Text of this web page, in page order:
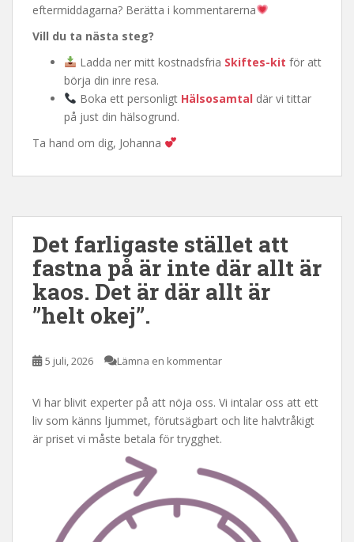
eftermiddagarna? Berätta i kommentarerna
Vill du ta nästa steg?
Ladda ner mitt kostnadsfria Skiftes-kit för att
börja din inre resa.
Boka ett personligt Hälsosamtal där vi tittar
på just din hälsogrund.
Ta hand om dig, Johanna
Det farligaste stället att
fastna på är inte där allt är
kaos. Det är där allt är
”helt okej”.
5 juli, 2026 Lämna en kommentar
Vi har blivit experter på att nöja oss. Vi intalar oss att ett
liv som känns ljummet, förutsägbart och lite halvtråkigt
är priset vi måste betala för trygghet.